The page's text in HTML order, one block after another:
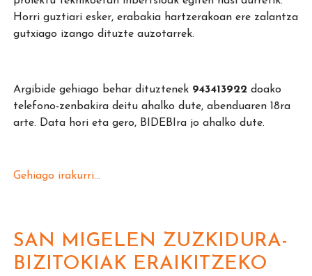
Horri guztiari esker, erabakia hartzerakoan ere zalantza
gutxiago izango dituzte auzotarrek.
Argibide gehiago behar dituztenek 943413922 doako
telefono-zenbakira deitu ahalko dute, abenduaren 18ra
arte. Data hori eta gero, BIDEBIra jo ahalko dute.
Gehiago irakurri...
SAN MIGELEN ZUZKIDURA-
BIZITOKIAK ERAIKITZEKO